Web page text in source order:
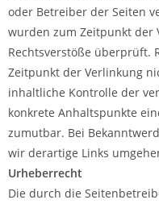
oder Betreiber der Seiten
wurden zum Zeitpunkt der
Rechtsverstöße überprüft.
Zeitpunkt der Verlinkung
inhaltliche Kontrolle der
konkrete Anhaltspunkte
zumutbar. Bei
wir derartige Links
Urheberrecht
Die durch die